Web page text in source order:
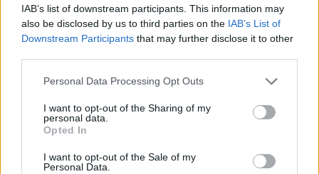
IAB’s list of downstream participants. This information may
also be disclosed by us to third parties on the IAB’s List of
Downstream Participants that may further disclose it to other
Personal Data Processing Opt Outs
I want to opt-out of the Sharing of my
personal data.
Opted In
I want to opt-out of the Sale of my
Personal Data.
Η Ελένη Βουλγαράκη ξεσπά για
τις φήμες χωρισμού με τον
Ιωαννίδη: «Διασταυρώστε
ΧΤΕΣ
Η παραγωγός ραδιοφώνου ανάρτησε
story στο Instagram για να διαψεύσει όσα